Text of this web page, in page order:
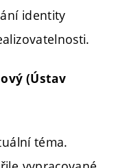
identity
(Ústav
téma.